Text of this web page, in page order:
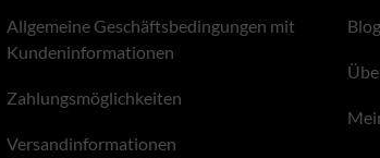
Allgemeine Geschäftsbedingungen mit
Kundeninformationen
Zahlungsmöglichkeiten
Versandinformationen